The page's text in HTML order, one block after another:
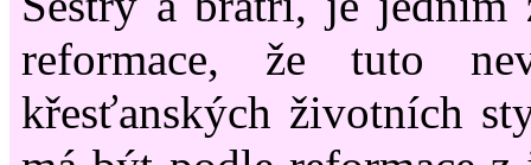
reformace, že tuto
křesťanských životních